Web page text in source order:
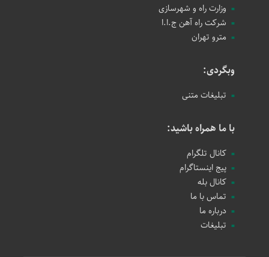
وزارت راه و شهرسازی
شرکت راه آهن ج.ا.ا
مترو تهران
وبگردی:
تبلیغات متنی
با ما همراه باشید:
کانال تلگرام
پیج اینستاگرام
کانال بله
تماس با ما
درباره ما
تبلیغات